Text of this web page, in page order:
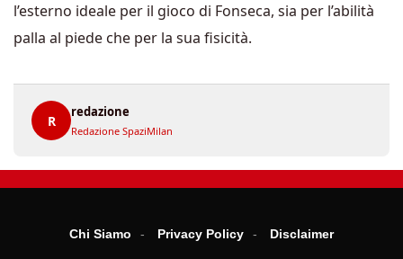
l’esterno ideale per il gioco di Fonseca, sia per l’abilità
palla al piede che per la sua fisicità.
R
redazione
Redazione SpaziMilan
Chi Siamo Privacy Policy Disclaimer